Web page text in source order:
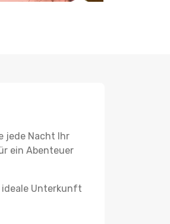
jede Nacht Ihr
ein Abenteuer
ideale Unterkunft